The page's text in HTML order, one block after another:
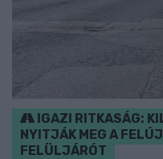
IGAZI RITKASÁG:
NYITJÁK MEG A
FELÜLJÁRÓT